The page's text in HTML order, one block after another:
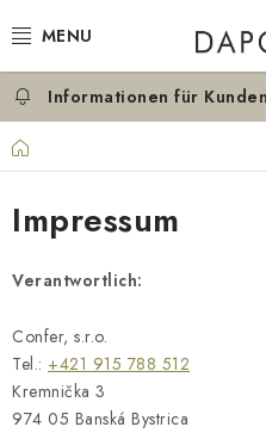
Inhalt
DOPPELBETTEN
EINZELBETTEN
NACHTTISCHE
SCHLAFZIMMER KOMMODEN
KONTAKT
ÜBER UNS
Startseite
Impressum
Verantwortlich:
Confer, s.r.o.
Tel.: +421 915 788 512
Kremnička 3
974 05 Banská Bystrica